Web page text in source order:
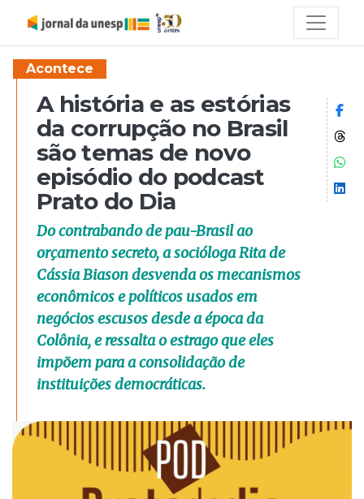
Acontece
A história e as estórias
da corrupção no Brasil
são temas de novo
episódio do podcast
Prato do Dia
Do contrabando de pau-Brasil ao
orçamento secreto, a socióloga Rita de
Cássia Biason desvenda os mecanismos
econômicos e políticos usados em
negócios escusos desde a época da
Colônia, e ressalta o estrago que eles
impõem para a consolidação de
instituições democráticas.